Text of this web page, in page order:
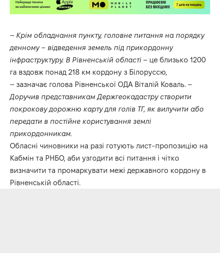
– Крім обладнання пункту, головне питання на порядку
денному – відведення земель під прикордонну
інфраструктуру. В Рівненській області – це близько 1200
га вздовж понад 218 км кордону з Білоруссю,
– зазначає голова Рівненської ОДА Віталій Коваль. –
Доручив представникам Держгеокадастру створити
покрокову дорожню карту для голів ТГ, як вилучити або
передати в постійне користування землі
прикордонникам.
Обласні чиновники на разі готують лист-пропозицію на
Кабмін та РНБО, аби узгодити всі питання і чітко
визначити та промаркувати межі державного кордону в
Рівненській області.